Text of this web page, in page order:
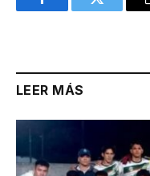
FacebookTwitter
LEER MÁS